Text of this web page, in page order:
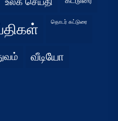
தொடர் கட்டுரை
வீடியோ